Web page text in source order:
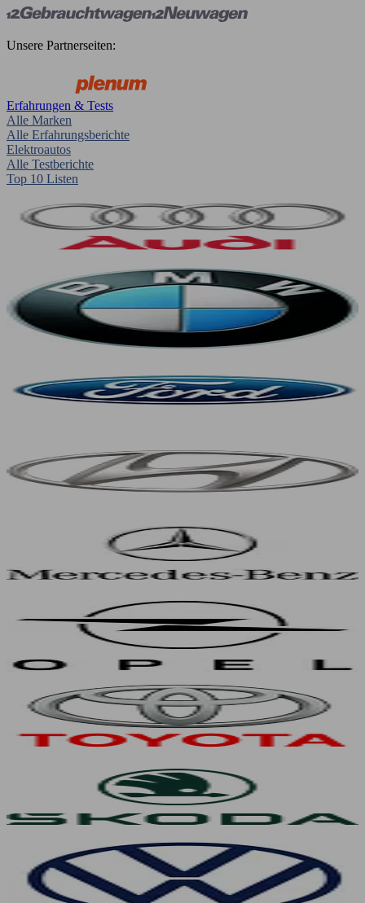
Unsere Partnerseiten:
Erfahrungen & Tests
Alle Marken
Alle Erfahrungsberichte
Elektroautos
Alle Testberichte
Top 10 Listen